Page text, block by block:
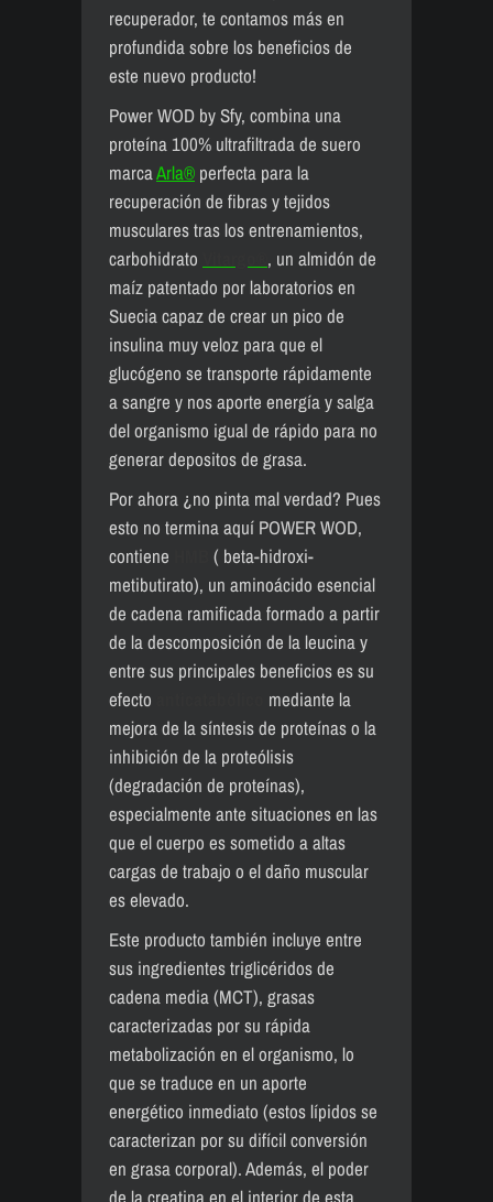
recuperador, te contamos más en
profundida sobre los beneficios de
este nuevo producto!
Power WOD by Sfy, combina una
proteína 100% ultrafiltrada de suero
marcaArla® perfecta para la
recuperación de fibras y tejidos
musculares tras los entrenamientos,
carbohidrato
, un almidón de
maíz patentado por laboratorios en
Suecia capaz de crear un pico de
insulina muy veloz para que el
glucógeno se transporte rápidamente
a sangre y nos aporte energía y salga
del organismo igual de rápido para no
generar depositos de grasa.
Por ahora ¿no pinta mal verdad? Pues
esto no termina aquí POWER WOD,
contiene
( beta-hidroxi-
metibutirato), un aminoácido esencial
de cadena ramificada formado a partir
de la descomposición de la leucina y
entre sus principales beneficios es su
efecto
mediante la
mejora de la síntesis de proteínas o la
inhibición de la proteólisis
(degradación de proteínas),
especialmente ante situaciones en las
que el cuerpo es sometido a altas
cargas de trabajo o el daño muscular
es elevado.
Este producto también incluye entre
sus ingredientes triglicéridos de
cadena media (MCT), grasas
caracterizadas por su rápida
metabolización en el organismo, lo
que se traduce en un aporte
energético inmediato (estos lípidos se
caracterizan por su difícil conversión
en grasa corporal). Además, el poder
de la creatina en el interior de esta